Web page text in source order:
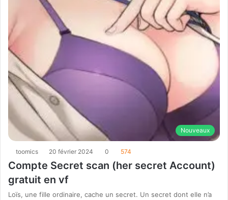
Nouveaux
toomics 20 février 2024 0 574
Compte Secret scan (her secret Account)
gratuit en vf
Loïs, une fille ordinaire, cache un secret. Un secret dont elle n’a